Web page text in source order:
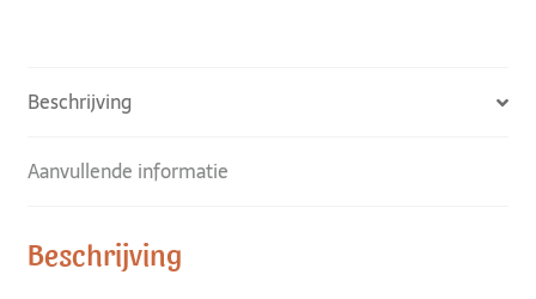
Beschrijving
Aanvullende informatie
Beschrijving